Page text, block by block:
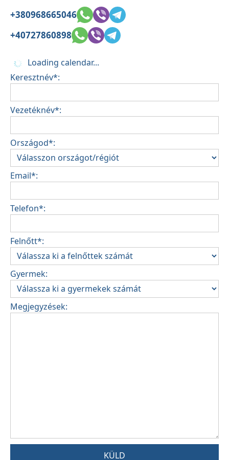
+380968665046
+40727860898
Loading calendar...
Keresztnév*:
Vezetéknév*:
Országod*:
Email*:
Telefon*:
Felnőtt*:
Gyermek:
Megjegyzések:
KÜLD